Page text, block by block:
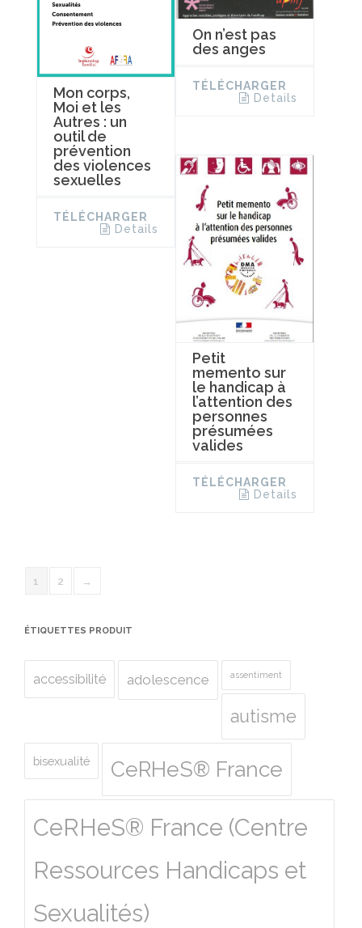
Mon corps,
Moi et les
Autres : un
outil de
prévention
des violences
sexuelles
TÉLÉCHARGER
Details
On n’est pas
des anges
TÉLÉCHARGER
Details
Petit
memento sur
le handicap à
l’attention des
personnes
présumées
valides
TÉLÉCHARGER
Details
1 2 →
ÉTIQUETTES PRODUIT
accessibilité adolescence assentiment
autisme
bisexualité CeRHeS® France
CeRHeS® France (Centre
Ressources Handicaps et
Sexualités)